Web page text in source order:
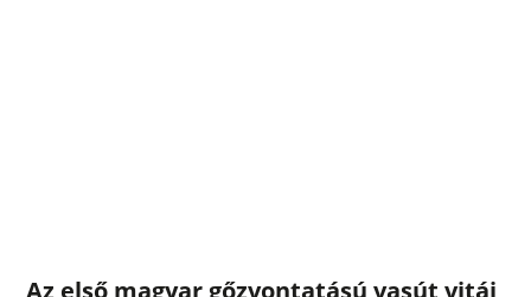
Az első magyar gőzvontatású vasút vitái